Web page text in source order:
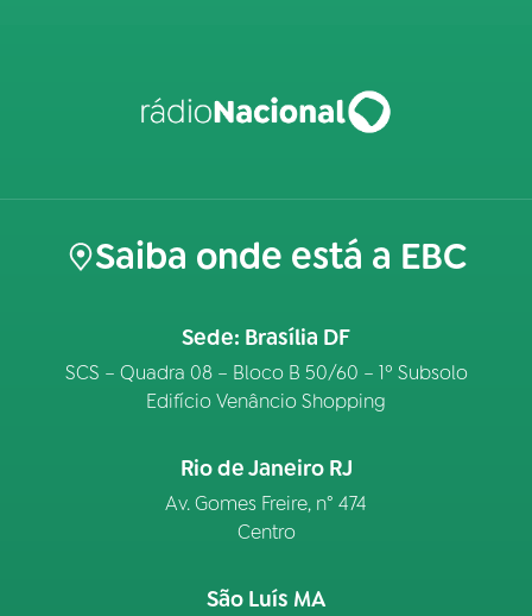
Saiba onde está a EBC
Sede: Brasília DF
SCS – Quadra 08 – Bloco B 50/60 – 1º Subsolo
Edifício Venâncio Shopping
Rio de Janeiro RJ
Av. Gomes Freire, n° 474
Centro
São Luís MA